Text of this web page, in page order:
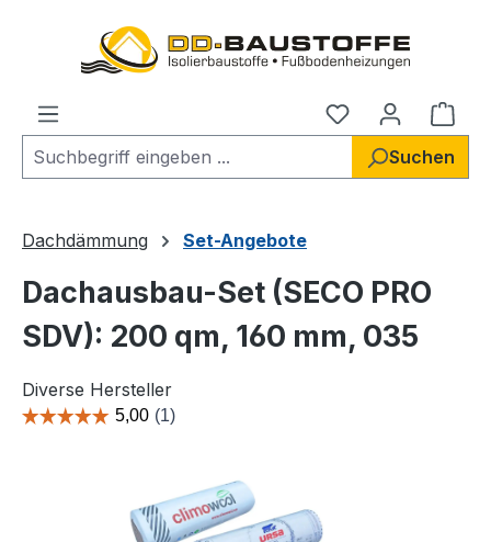
Zum Hauptinhalt springen
Suchen
Du hast 0
Dachdämmung Set-Angebote
Dachausbau-Set (SECO PRO
SDV): 200 qm, 160 mm, 035
Diverse Hersteller
Bildergalerie überspringen